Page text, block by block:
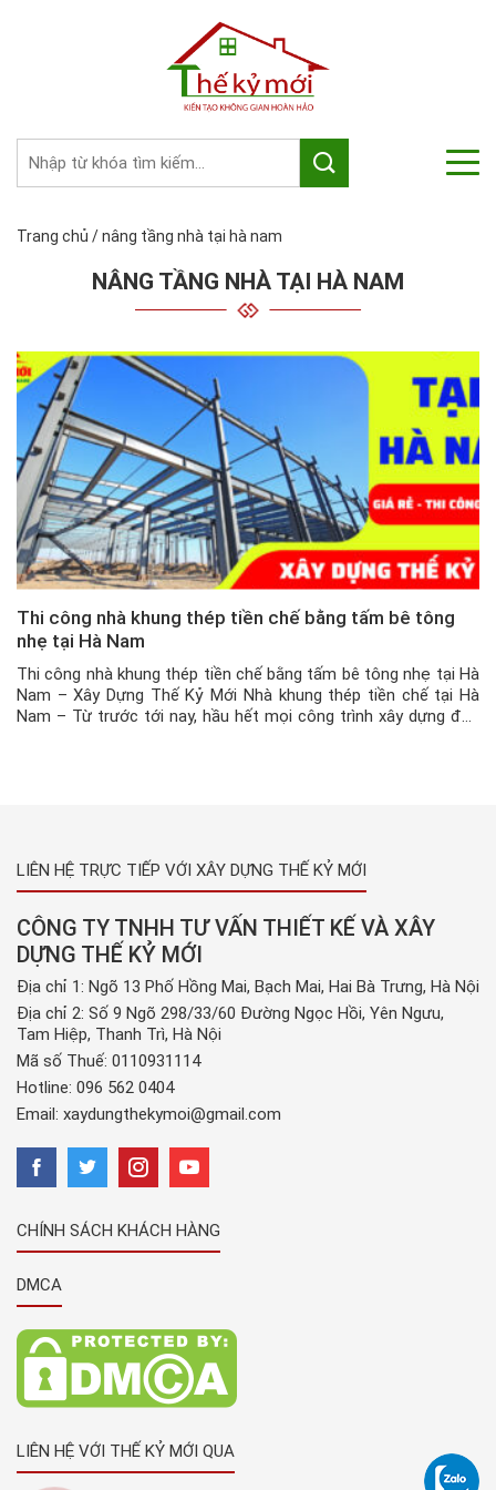
Trang chủ /nâng tầng nhà tại hà nam
NÂNG TẦNG NHÀ TẠI HÀ NAM
Thi công nhà khung thép tiền chế bằng tấm bê tông
nhẹ tại Hà Nam
Thi công nhà khung thép tiền chế bằng tấm bê tông nhẹ tại Hà
Nam – Xây Dựng Thế Kỷ Mới Nhà khung thép tiền chế tại Hà
Nam – Từ trước tới nay, hầu hết mọi công trình xây dựng đều
LIÊN HỆ TRỰC TIẾP VỚI XÂY DỰNG THẾ KỶ MỚI
CÔNG TY TNHH TƯ VẤN THIẾT KẾ VÀ XÂY
DỰNG THẾ KỶ MỚI
Địa chỉ 1: Ngõ 13 Phố Hồng Mai, Bạch Mai, Hai Bà Trưng, Hà Nội
Địa chỉ 2: Số 9 Ngõ 298/33/60 Đường Ngọc Hồi, Yên Ngưu,
Tam Hiệp, Thanh Trì, Hà Nội
Mã số Thuế: 0110931114
Hotline: 096 562 0404
Email: xaydungthekymoi@gmail.com
CHÍNH SÁCH KHÁCH HÀNG
DMCA
LIÊN HỆ VỚI THẾ KỶ MỚI QUA